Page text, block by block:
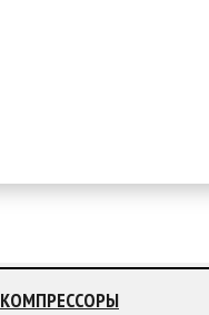
КОМПРЕССОРЫ